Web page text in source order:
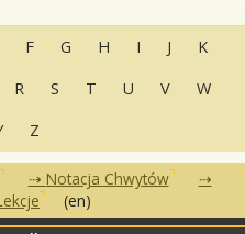
F G H I J
K
R S T U V
W
Z
Notacja Chwytów
(en)